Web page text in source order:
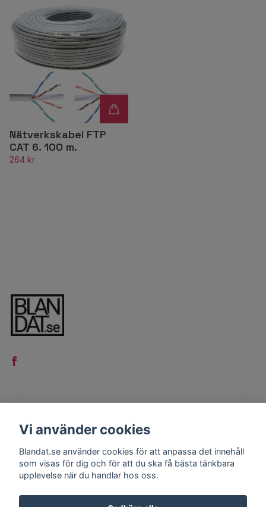
Nätverkskabel FTP
CAT 6. 100 m.
264 kr
Kontakt
Köpvillkor
Vi använder cookies
Blandat.se använder cookies för att anpassa det innehåll
som visas för dig och för att du ska få bästa tänkbara
upplevelse när du handlar hos oss.